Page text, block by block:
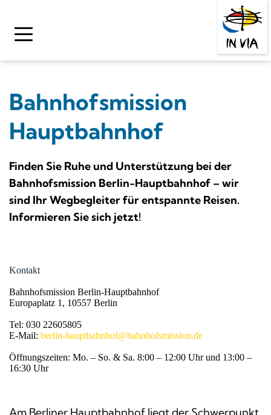
springen
Bahnhofsmission
Hauptbahnhof
Finden Sie Ruhe und Unterstützung bei der
Bahnhofsmission Berlin-Hauptbahnhof – wir
sind Ihr Wegbegleiter für entspannte Reisen.
Informieren Sie sich jetzt!
Kontakt
Bahnhofsmission Berlin-Hauptbahnhof
Europaplatz 1, 10557 Berlin
Tel: 030 22605805
E-Mail: berlin-hauptbahnhof@bahnhofsmission.de
Öffnungszeiten: Mo. – So. & Sa. 8:00 – 12:00 Uhr und 13:00 –
16:30 Uhr
Am Berliner Hauptbahnhof liegt der Schwerpunkt